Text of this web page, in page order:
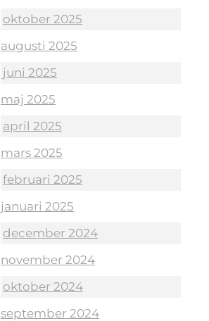
oktober 2025
augusti 2025
juni 2025
maj 2025
april 2025
mars 2025
februari 2025
januari 2025
december 2024
november 2024
oktober 2024
september 2024